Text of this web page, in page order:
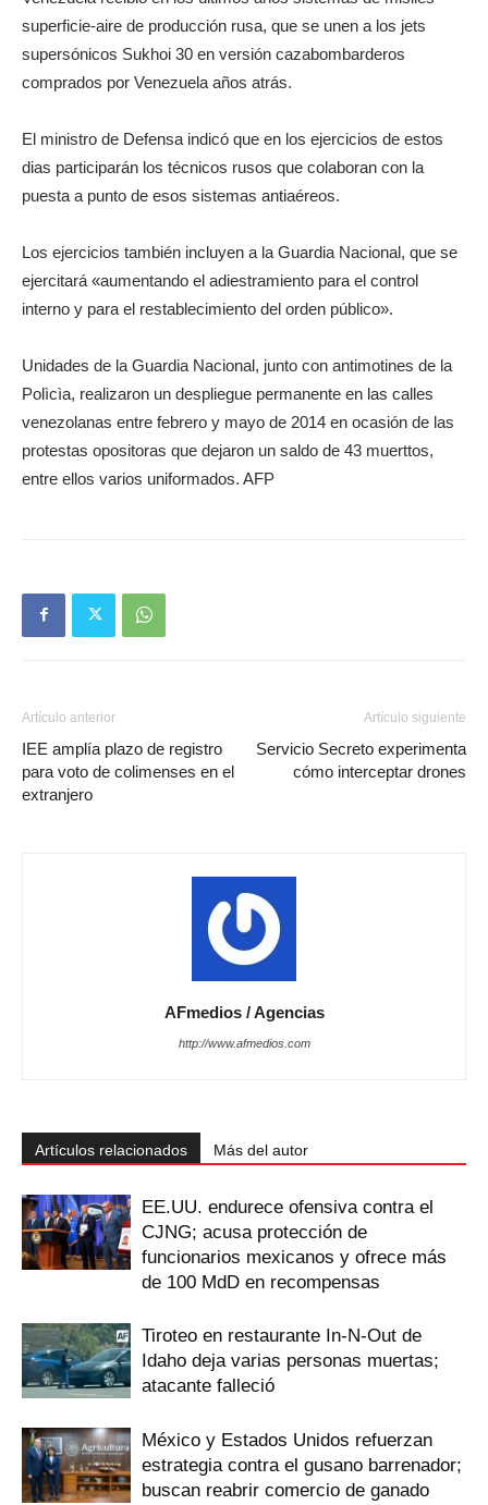
superficie-aire de producción rusa, que se unen a los jets
supersónicos Sukhoi 30 en versión cazabombarderos
comprados por Venezuela años atrás.
El ministro de Defensa indicó que en los ejercicios de estos
dias participarán los técnicos rusos que colaboran con la
puesta a punto de esos sistemas antiaéreos.
Los ejercicios también incluyen a la Guardia Nacional, que se
ejercitará «aumentando el adiestramiento para el control
interno y para el restablecimiento del orden público».
Unidades de la Guardia Nacional, junto con antimotines de la
Polìcìa, realizaron un despliegue permanente en las calles
venezolanas entre febrero y mayo de 2014 en ocasión de las
protestas opositoras que dejaron un saldo de 43 muerttos,
entre ellos varios uniformados. AFP
Artículo anterior
IEE amplía plazo de registro
para voto de colimenses en el
extranjero
Artículo siguiente
Servicio Secreto experimenta
cómo interceptar drones
AFmedios / Agencias
http://www.afmedios.com
Artículos relacionados Más del autor
EE.UU. endurece ofensiva contra el
CJNG; acusa protección de
funcionarios mexicanos y ofrece más
de 100 MdD en recompensas
Tiroteo en restaurante In-N-Out de
Idaho deja varias personas muertas;
atacante falleció
México y Estados Unidos refuerzan
estrategia contra el gusano barrenador;
buscan reabrir comercio de ganado